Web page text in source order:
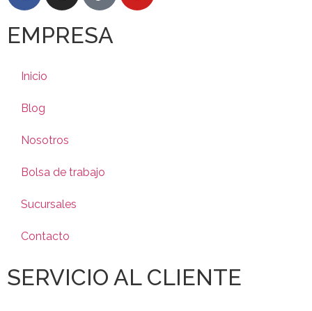
EMPRESA
Inicio
Blog
Nosotros
Bolsa de trabajo
Sucursales
Contacto
SERVICIO AL CLIENTE